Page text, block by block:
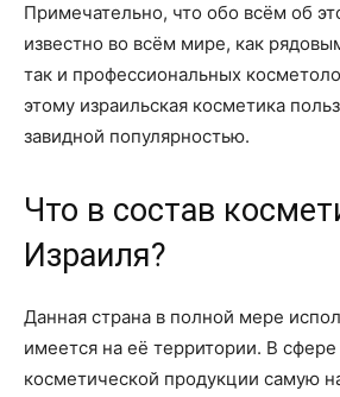
Примечательно, что обо всём об
известно во всём мире, как
так и профессиональных
этому израильская косметика
завидной популярностью.
Что в состав
Израиля?
Данная страна в полной мере
имеется на её территории. В
косметической продукции самую